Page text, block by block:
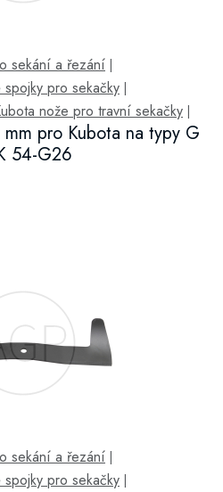
sekání a řezání
pro sekačky
nože pro travní sekačky
pro Kubota na typy G
54-G26
sekání a řezání
pro sekačky